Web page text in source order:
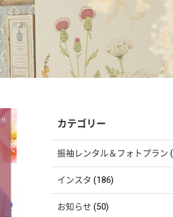
カテゴリー
振袖レンタル＆フォトプラン
インスタ (186)
お知らせ (50)